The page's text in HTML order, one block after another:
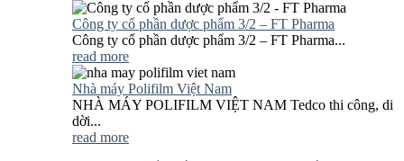
Công ty cổ phần dược phẩm 3/2 – FT Pharma
Công ty cổ phần dược phẩm 3/2 – FT Pharma...
read more
Nhà máy Polifilm Việt Nam
NHÀ MÁY POLIFILM VIỆT NAM Tedco thi công, di
dời...
read more